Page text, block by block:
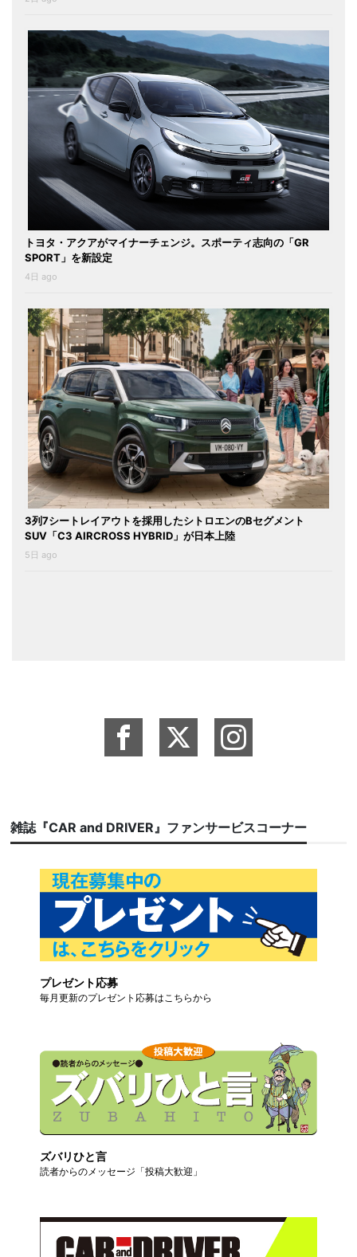
トヨタ・アクアがマイナーチェンジ。スポーティ志向の「GR
SPORT」を新設定
4日 ago
3列7シートレイアウトを採用したシトロエンのBセグメント
SUV「C3 AIRCROSS HYBRID」が日本上陸
5日 ago
雑誌『CAR and DRIVER』ファンサービスコーナー
プレゼント応募
毎月更新のプレゼント応募はこちらから
ズバリひと言
読者からのメッセージ「投稿大歓迎」